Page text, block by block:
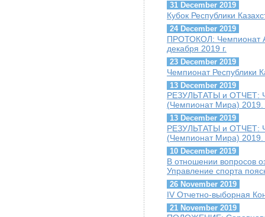
31 December 2019
Кубок Республики
24 December 2019
ПРОТОКОЛ: Чемпионат
декабря 2019 г.
23 December 2019
Чемпионат Республики
13 December 2019
РЕЗУЛЬТАТЫ и ОТЧЕТ:
(Чемпионат Мира) 2019.
13 December 2019
РЕЗУЛЬТАТЫ и ОТЧЕТ:
(Чемпионат Мира) 2019.
10 December 2019
В отношении вопросов
Управление спорта
26 November 2019
IV Отчетно-выборная
21 November 2019